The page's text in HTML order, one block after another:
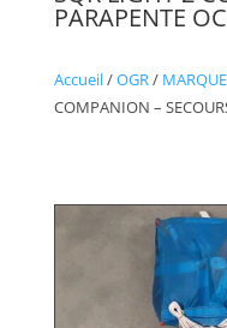
PARAPENTE
Accueil/OGR/ MARQUE
COMPANION –